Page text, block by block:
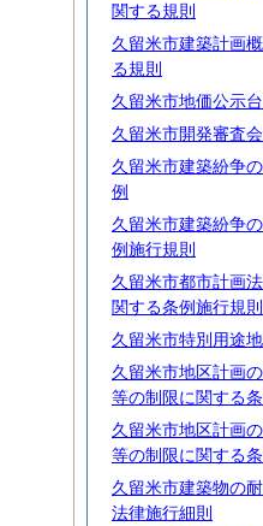
関する規則
久留米市建築計画
る規則
久留米市地価公示
久留米市開発審査
久留米市建築紛争
例
久留米市建築紛争
例施行規則
久留米市都市計画
関する条例施行規則
久留米市特別用途
久留米市地区計画
等の制限に関する
久留米市地区計画
等の制限に関する
久留米市建築物の
法律施行細則